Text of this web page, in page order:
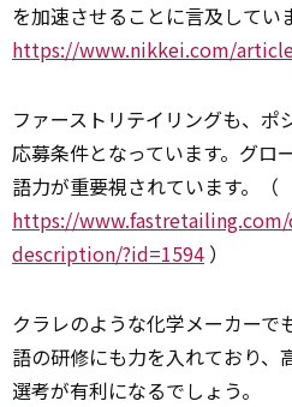
を加速させることに言及してい
https://www.nikkei.com/
ファーストリテイリングも、ポ
応募条件となっています。グロ
語力が重要視されています。（
https://
description/?id=1594 ）
クラレのような化学メーカーで
語の研修にも力を入れており、
選考が有利になるでしょう。